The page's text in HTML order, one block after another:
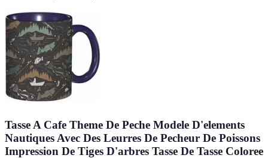
Tasse A Cafe Theme De Peche Modele D'elements
Nautiques Avec Des Leurres De Pecheur De Poissons
Impression De Tiges D'arbres Tasse De Tasse Coloree